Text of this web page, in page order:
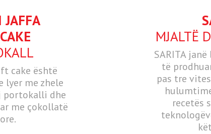
cake është
lyer me zhele
portokalli dhe
me çokollatë
MJALTË
SARITA
të
pas tre
recetës